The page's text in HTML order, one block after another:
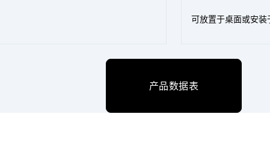
可放置于桌面或安
产品数据表